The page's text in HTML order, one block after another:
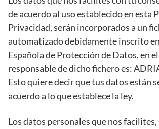
de acuerdo al uso establecido en esta
Privacidad, serán incorporados a un
automatizado debidamente inscrito
Española de Protección de Datos, en
responsable de dicho fichero es:
Esto quiere decir que tus datos están
acuerdo a lo que establece la ley.
Los datos personales que nos